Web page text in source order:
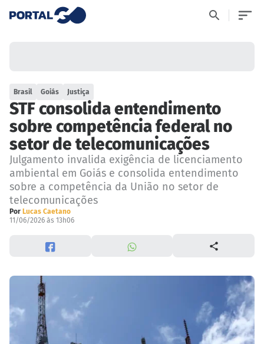
Brasil Goiás Justiça
STF consolida entendimento
sobre competência federal no
setor de telecomunicações
Julgamento invalida exigência de licenciamento
ambiental em Goiás e consolida entendimento
sobre a competência da União no setor de
telecomunicações
Por Lucas Caetano
11/06/2026 às 13h06